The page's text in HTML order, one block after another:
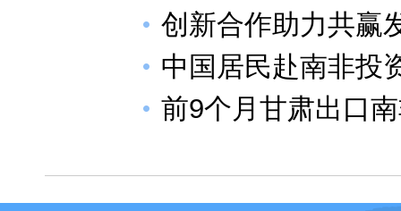
创新合作助力共赢
中国居民赴南非投
前9个月甘肃出口